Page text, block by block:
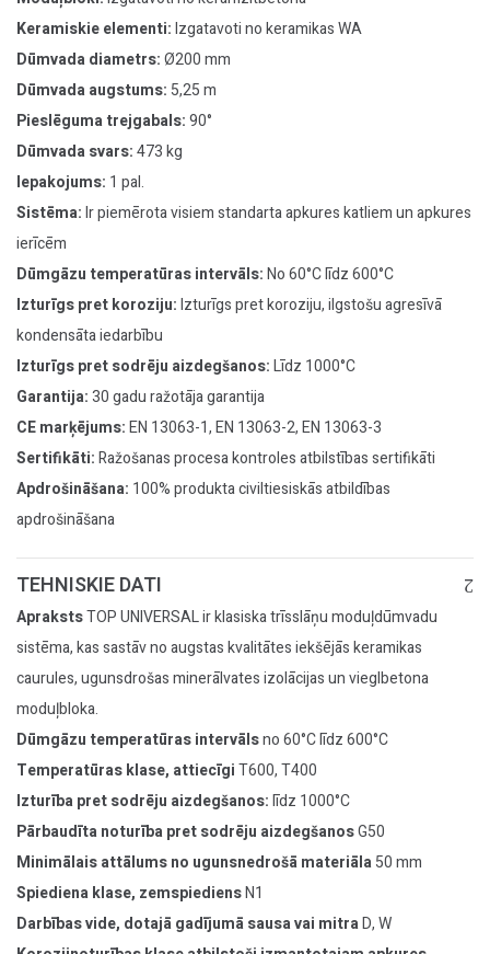
Keramiskie elementi:Izgatavoti no keramikas WA
Dūmvada diametrs:Ø200 mm
Dūmvada augstums: 5,25 m
Pieslēguma trejgabals:90°
Dūmvada svars:473 kg
Iepakojums: 1 pal.
Sistēma:Ir piemērota visiem standarta apkures katliem un apkures
ierīcēm
Dūmgāzu temperatūras intervāls:No 60°C līdz 600°C
Izturīgs pret koroziju:Izturīgs pret koroziju, ilgstošu agresīvā
kondensāta iedarbību
Izturīgs pret sodrēju aizdegšanos:Līdz 1000°C
Garantija:30 gadu ražotāja garantija
CE marķējums:EN 13063-1, EN 13063-2, EN 13063-3
Sertifikāti:Ražošanas procesa kontroles atbilstības sertifikāti
Apdrošināšana: 100% produkta civiltiesiskās atbildības
apdrošināšana
TEHNISKIE DATI
AprakstsTOP UNIVERSAL ir klasiska trīsslāņu moduļdūmvadu
sistēma, kas sastāv no augstas kvalitātes iekšējās keramikas
caurules, ugunsdrošas minerālvates izolācijas un vieglbetona
moduļbloka.
Dūmgāzu temperatūras intervālsno 60°C līdz 600°C
Temperatūras klase, attiecīgiT600, T400
Izturība pret sodrēju aizdegšanos:līdz 1000°C
Pārbaudīta noturība pret sodrēju aizdegšanosG50
Minimālais attālums no ugunsnedrošā materiāla50 mm
Spiediena klase, zemspiediensN1
Darbības vide, dotajā gadījumā sausa vai mitraD, W